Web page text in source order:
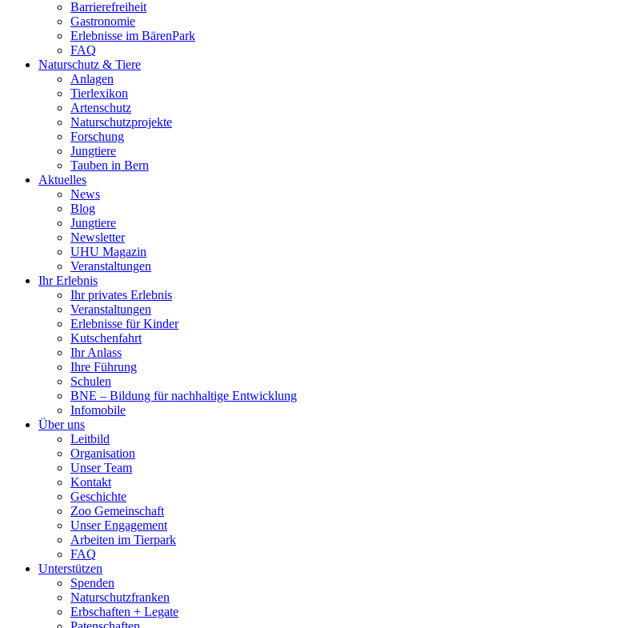
Barrierefreiheit
Gastronomie
Erlebnisse im BärenPark
FAQ
Naturschutz & Tiere
Anlagen
Tierlexikon
Artenschutz
Naturschutzprojekte
Forschung
Jungtiere
Tauben in Bern
Aktuelles
News
Blog
Jungtiere
Newsletter
UHU Magazin
Veranstaltungen
Ihr Erlebnis
Ihr privates Erlebnis
Veranstaltungen
Erlebnisse für Kinder
Kutschenfahrt
Ihr Anlass
Ihre Führung
Schulen
BNE – Bildung für nachhaltige Entwicklung
Infomobile
Über uns
Leitbild
Organisation
Unser Team
Kontakt
Geschichte
Zoo Gemeinschaft
Unser Engagement
Arbeiten im Tierpark
FAQ
Unterstützen
Spenden
Naturschutzfranken
Erbschaften + Legate